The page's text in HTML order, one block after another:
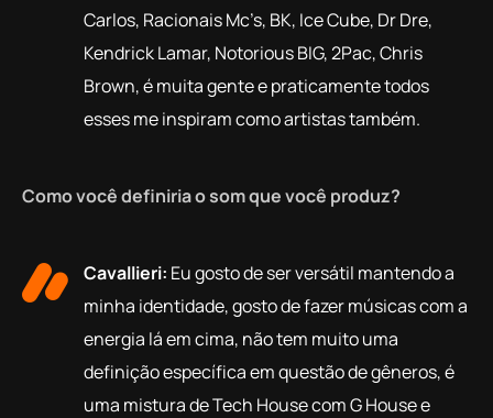
Carlos, Racionais Mc’s, BK, Ice Cube, Dr Dre,
Kendrick Lamar, Notorious BIG, 2Pac, Chris
Brown, é muita gente e praticamente todos
esses me inspiram como artistas também.
Como você definiria o som que você produz?
Cavallieri: Eu gosto de ser versátil mantendo a
minha identidade, gosto de fazer músicas com a
energia lá em cima, não tem muito uma
definição específica em questão de gêneros, é
uma mistura de Tech House com G House e